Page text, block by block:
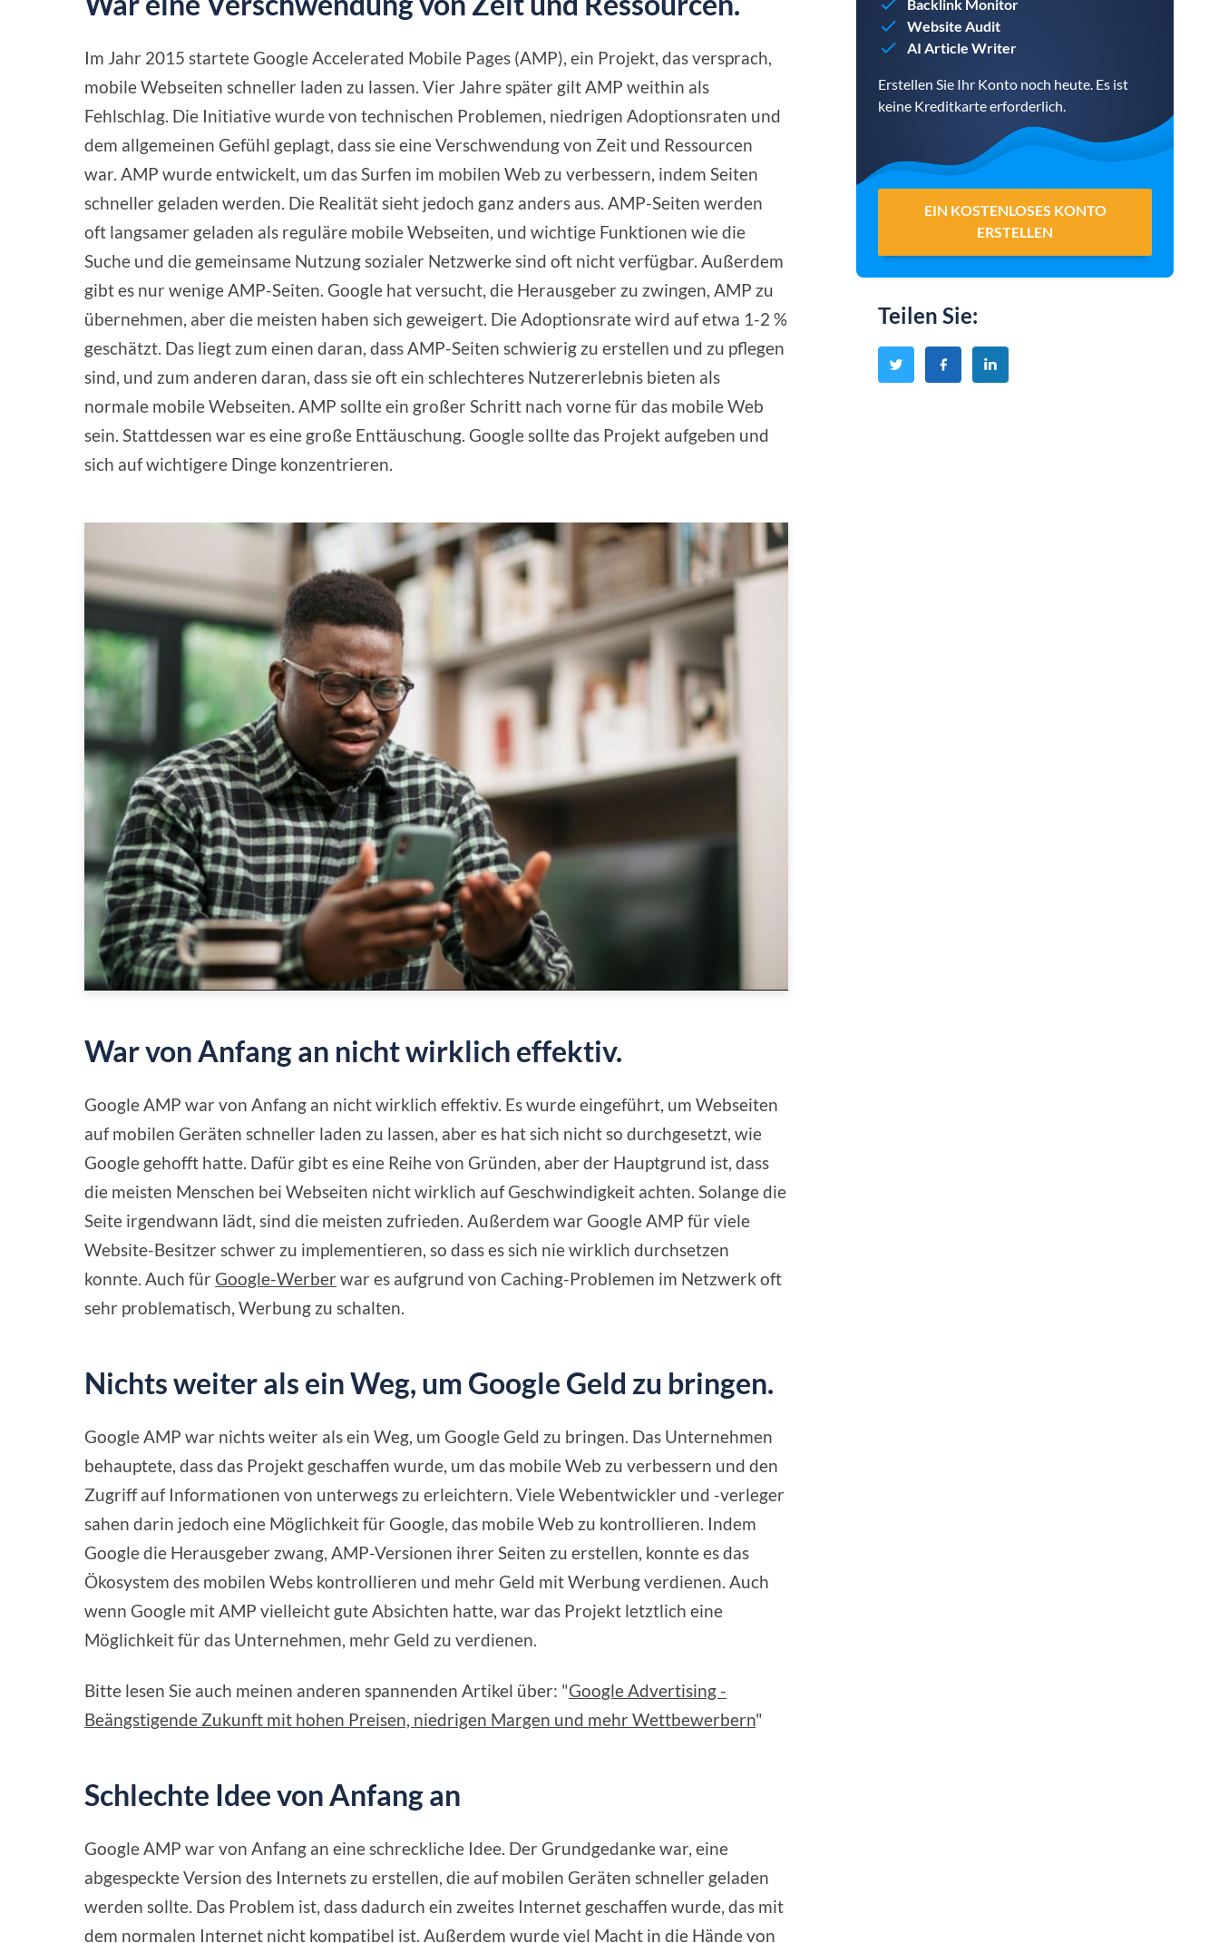
Im Jahr 2015 startete Google Accelerated Mobile Pages (AMP), ein Projekt, das versprach,
mobile Webseiten schneller laden zu lassen. Vier Jahre später gilt AMP weithin als
Fehlschlag. Die Initiative wurde von technischen Problemen, niedrigen Adoptionsraten und
dem allgemeinen Gefühl geplagt, dass sie eine Verschwendung von Zeit und Ressourcen
war. AMP wurde entwickelt, um das Surfen im mobilen Web zu verbessern, indem Seiten
schneller geladen werden. Die Realität sieht jedoch ganz anders aus. AMP-Seiten werden
oft langsamer geladen als reguläre mobile Webseiten, und wichtige Funktionen wie die
Suche und die gemeinsame Nutzung sozialer Netzwerke sind oft nicht verfügbar. Außerdem
gibt es nur wenige AMP-Seiten. Google hat versucht, die Herausgeber zu zwingen, AMP zu
übernehmen, aber die meisten haben sich geweigert. Die Adoptionsrate wird auf etwa 1-2 %
geschätzt. Das liegt zum einen daran, dass AMP-Seiten schwierig zu erstellen und zu pflegen
sind, und zum anderen daran, dass sie oft ein schlechteres Nutzererlebnis bieten als
normale mobile Webseiten. AMP sollte ein großer Schritt nach vorne für das mobile Web
sein. Stattdessen war es eine große Enttäuschung. Google sollte das Projekt aufgeben und
sich auf wichtigere Dinge konzentrieren.
War von Anfang an nicht wirklich effektiv.
Google AMP war von Anfang an nicht wirklich effektiv. Es wurde eingeführt, um Webseiten
auf mobilen Geräten schneller laden zu lassen, aber es hat sich nicht so durchgesetzt, wie
Google gehofft hatte. Dafür gibt es eine Reihe von Gründen, aber der Hauptgrund ist, dass
die meisten Menschen bei Webseiten nicht wirklich auf Geschwindigkeit achten. Solange die
Seite irgendwann lädt, sind die meisten zufrieden. Außerdem war Google AMP für viele
Website-Besitzer schwer zu implementieren, so dass es sich nie wirklich durchsetzen
konnte. Auch für Google-Werber war es aufgrund von Caching-Problemen im Netzwerk oft
sehr problematisch, Werbung zu schalten.
Nichts weiter als ein Weg, um Google Geld zu bringen.
Google AMP war nichts weiter als ein Weg, um Google Geld zu bringen. Das Unternehmen
behauptete, dass das Projekt geschaffen wurde, um das mobile Web zu verbessern und den
Zugriff auf Informationen von unterwegs zu erleichtern. Viele Webentwickler und -verleger
sahen darin jedoch eine Möglichkeit für Google, das mobile Web zu kontrollieren. Indem
Google die Herausgeber zwang, AMP-Versionen ihrer Seiten zu erstellen, konnte es das
Ökosystem des mobilen Webs kontrollieren und mehr Geld mit Werbung verdienen. Auch
wenn Google mit AMP vielleicht gute Absichten hatte, war das Projekt letztlich eine
Möglichkeit für das Unternehmen, mehr Geld zu verdienen.
Bitte lesen Sie auch meinen anderen spannenden Artikel über: "Google Advertising -
Beängstigende Zukunft mit hohen Preisen, niedrigen Margen und mehr Wettbewerbern"
Schlechte Idee von Anfang an
Google AMP war von Anfang an eine schreckliche Idee. Der Grundgedanke war, eine
abgespeckte Version des Internets zu erstellen, die auf mobilen Geräten schneller geladen
werden sollte. Das Problem ist, dass dadurch ein zweites Internet geschaffen wurde, das mit
dem normalen Internet nicht kompatibel ist. Außerdem wurde viel Macht in die Hände von
Backlink Monitor
Website Audit
AI Article Writer
Erstellen Sie Ihr Konto noch heute. Es ist
keine Kreditkarte erforderlich.
EIN KOSTENLOSES KONTO
ERSTELLEN
Teilen Sie: